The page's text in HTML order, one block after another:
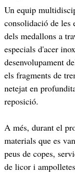
Un equip
consolidació de les
dels medallons a
especials d'acer
desenvolupament
els fragments de
netejat en
reposició.
A més, durant el
materials que es
peus de copes,
de licor i